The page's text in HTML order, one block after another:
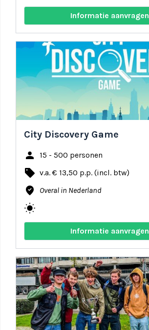
Informatie aanvragen
City Discovery Game
person 15 - 500 personen
local_offer v.a. € 13,50 p.p. (incl. btw)
where_to_vote Overal in Nederland
wb_sunny
Informatie aanvragen